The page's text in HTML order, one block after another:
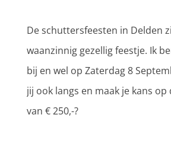
De schuttersfeesten in Delden
waanzinnig gezellig feestje. Ik
bij en wel op Zaterdag 8
jij ook langs en maak je kans
van € 250,-?